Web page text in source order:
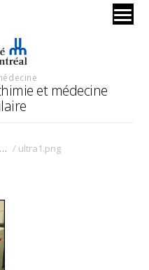
et médecine
Plateformes scientifiques BMM / ultra1.png